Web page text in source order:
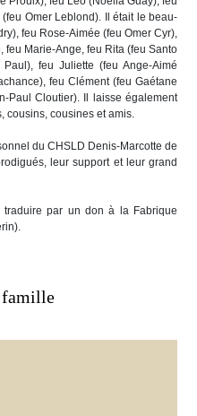
Omer Leblond). Il était le beau-
feu Rose-Aimée (feu Omer Cyr),
feu Marie-Ange, feu Rita (feu Santo
feu Juliette (feu Ange-Aimé
feu Clément (feu Gaétane
Paul Cloutier). Il laisse également
cousins, cousines et amis.
du CHSLD Denis-Marcotte de
leur support et leur grand
traduire par un don à la Fabrique
famille